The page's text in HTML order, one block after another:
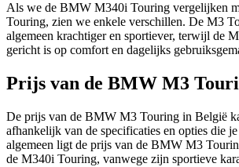
Als we de BMW M340i Touring vergelijken
Touring, zien we enkele verschillen. De M3
algemeen krachtiger en sportiever, terwijl de
gericht is op comfort en dagelijks
Prijs van de BMW M3
De prijs van de BMW M3 Touring in België
afhankelijk van de specificaties en opties die
algemeen ligt de prijs van de BMW M3
de M340i Touring, vanwege zijn sportieve